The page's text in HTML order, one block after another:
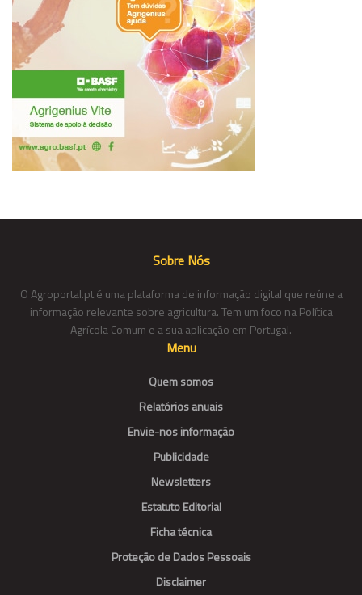
Sobre Nós
O Agroportal.pt é uma plataforma de informação digital que reúne a
informação relevante sobre agricultura. Tem um foco na Política
Agrícola Comum e a sua aplicação em Portugal.
Menu
Quem somos
Relatórios anuais
Envie-nos informação
Publicidade
Newsletters
Estatuto Editorial
Ficha técnica
Proteção de Dados Pessoais
Disclaimer